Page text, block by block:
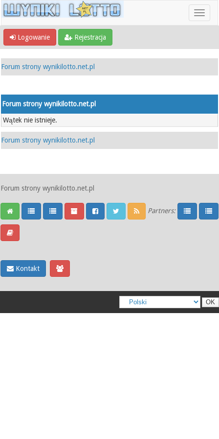
Logowanie Rejestracja
Forum strony wynikilotto.net.pl
Forum strony wynikilotto.net.pl
Wątek nie istnieje.
Forum strony wynikilotto.net.pl
Forum strony wynikilotto.net.pl
Partners:
Kontakt